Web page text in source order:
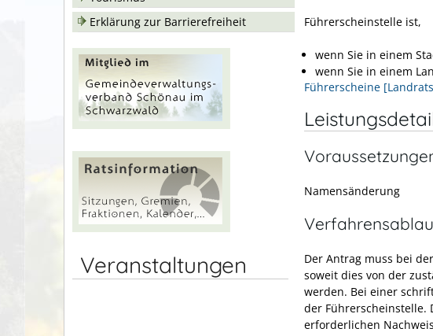
Erklärung zur Barrierefreiheit
Veranstaltungen
Führerscheinstelle ist,
wenn Sie in einem
wenn Sie in einem
Führerscheine
Namensänderung
Der Antrag muss bei
soweit dies von der
werden. Bei einer
der Führerscheinstelle.
erforderlichen